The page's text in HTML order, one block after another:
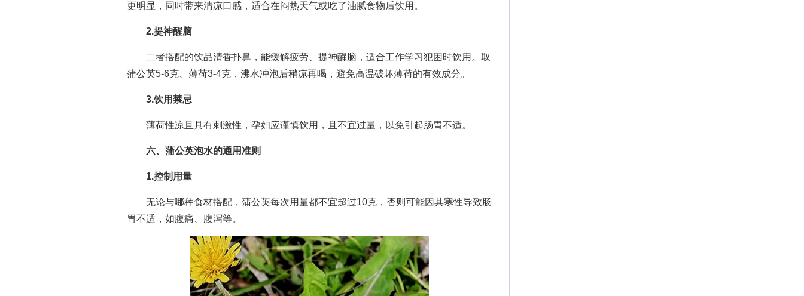
更明显，同时带来清凉口感，适合在闷热天气或吃了油腻食物后饮用。
2.提神醒脑
二者搭配的饮品清香扑鼻，能缓解疲劳、提神醒脑，适合工作学习犯困时饮用。取
蒲公英5-6克、薄荷3-4克，沸水冲泡后稍凉再喝，避免高温破坏薄荷的有效成分。
3.饮用禁忌
薄荷性凉且具有刺激性，孕妇应谨慎饮用，且不宜过量，以免引起肠胃不适。
六、蒲公英泡水的通用准则
1.控制用量
无论与哪种食材搭配，蒲公英每次用量都不宜超过10克，否则可能因其寒性导致肠
胃不适，如腹痛、腹泻等。